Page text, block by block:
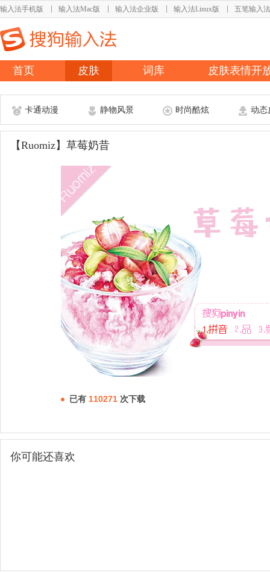
输入法手机版 输入法Mac版 输入法企业版 输入法Linux版 五笔输入法
首页 皮肤 词库 皮肤表情开
卡通动漫 静物风景 时尚酷炫 动态
【Ruomiz】草莓奶昔
已有 110271 次下载
你可能还喜欢